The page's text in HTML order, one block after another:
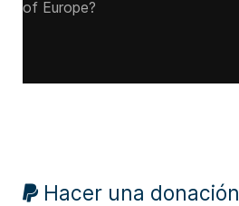
of Europe?
Hacer una donación